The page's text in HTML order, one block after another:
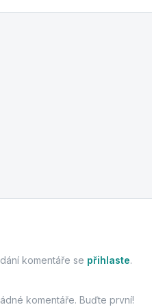
komentáře se přihlaste.
komentáře. Buďte první!